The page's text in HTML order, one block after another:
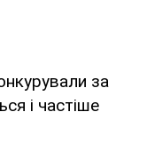
за
і частіше